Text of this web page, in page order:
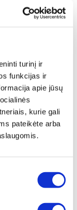
turinį ir
funkcijas ir
apie jūsų
kurie gali
pateikėte arba
Siekiant
po serumo
ir